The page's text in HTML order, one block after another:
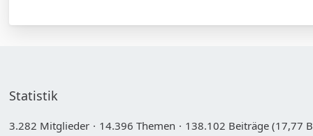
Statistik
3.282 Mitglieder 14.396 Themen
138.102 Beiträge (17,77